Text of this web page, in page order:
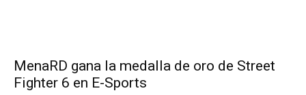
MenaRD gana la medalla de oro de Street
Fighter 6 en E-Sports